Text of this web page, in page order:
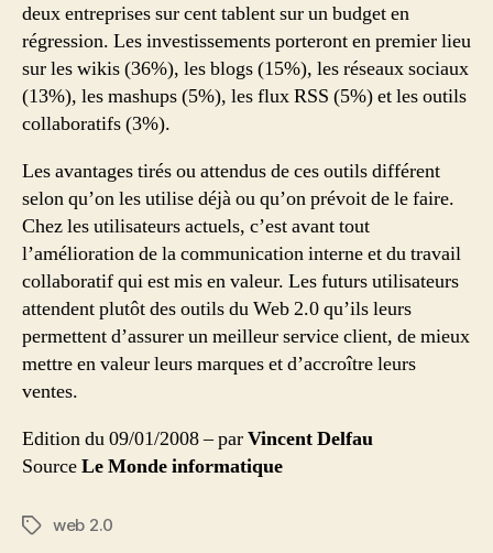
deux entreprises sur cent tablent sur un budget en
régression. Les investissements porteront en premier lieu
sur les wikis (36%), les blogs (15%), les réseaux sociaux
(13%), les mashups (5%), les flux RSS (5%) et les outils
collaboratifs (3%).
Les avantages tirés ou attendus de ces outils différent
selon qu’on les utilise déjà ou qu’on prévoit de le faire.
Chez les utilisateurs actuels, c’est avant tout
l’amélioration de la communication interne et du travail
collaboratif qui est mis en valeur. Les futurs utilisateurs
attendent plutôt des outils du Web 2.0 qu’ils leurs
permettent d’assurer un meilleur service client, de mieux
mettre en valeur leurs marques et d’accroître leurs
ventes.
Edition du 09/01/2008 – parVincent Delfau
SourceLe Monde informatique
Étiquettes
web 2.0